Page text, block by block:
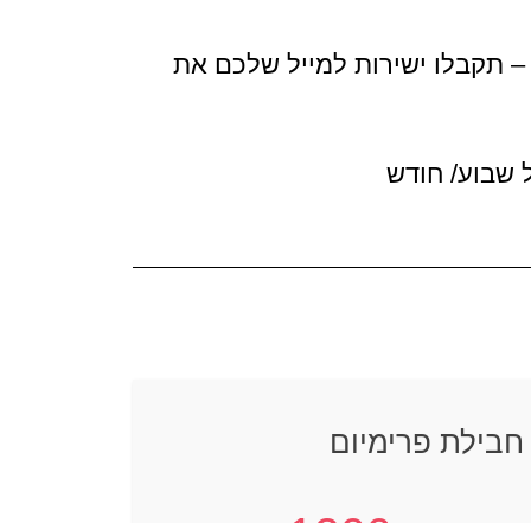
בתוך 3-5 ימי עסקים – תקבלו ישירות למייל שלכם את
שבוע/ חודש
חבילת פרימיום